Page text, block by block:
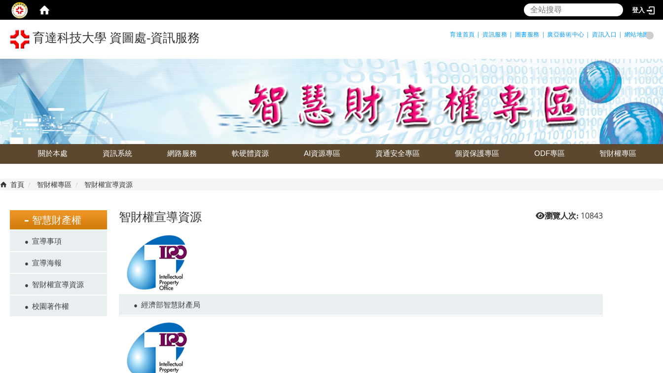
登入
育達科技大學 資圖處-資訊服務 育達首頁 | 資訊服務 | 圖書服務 | 廣亞藝術中心 | 資訊入口 | 網站地圖
關於本處 資訊系統 網路服務 軟硬體資源 AI資源專區 資通安全專區 個資保護專區 ODF專區 智財權專區
首頁 智財權專區 智財權宣導資源
智慧財產權
宣導事項
宣導海報
智財權宣導資源
校園著作權
瀏覽人次: 10843
智財權宣導資源
經濟部智慧財產局